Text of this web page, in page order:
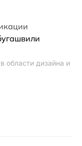
области дизайна и